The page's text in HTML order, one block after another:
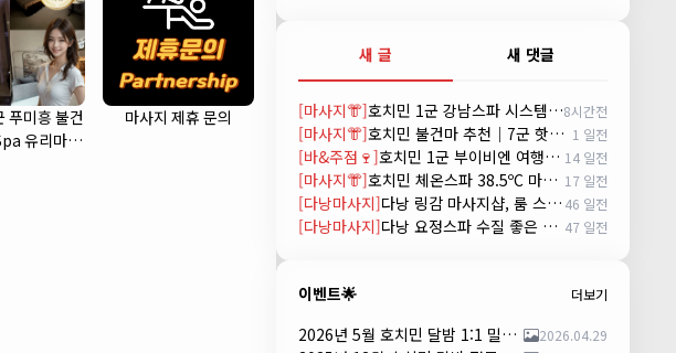
푸미흥 불건
유리마사
마사지 제휴 문의
새 글 새 댓글
[마사지👘] 호치민 1군 강남스파 시스템 및 예약방법 (GANGNAM SPA)8시간전
[마사지👘] 호치민 불건마 추천｜7군 핫스톤 마사지(Hot Stone massage) 1 일전
[바&주점🍷] 호치민 1군 부이비엔 여행자거리 착석 토킹바 놀이터 (NORITER LOUNGE) 14 일전
[마사지👘] 호치민 체온스파 38.5ºC 마사지 CHEON SPA Massage 17 일전
[다낭마사지] 다낭 링감 마사지샵, 룸 스파(Room Spa) 예약 46 일전
[다낭마사지] 다낭 요정스파 수질 좋은 곳 시스템 및 예약 방법 47 일전
이벤트🌟 더보기
2026년 5월 호치민 달밤 1:1 밀착 댄서 파티 안내 2026.04.29